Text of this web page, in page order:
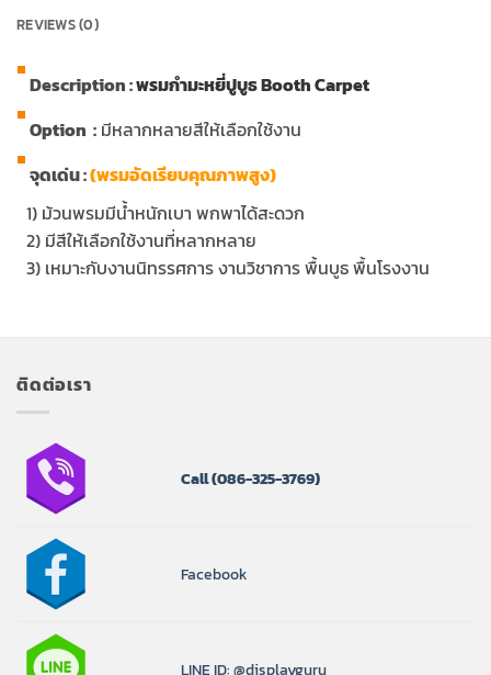
REVIEWS (0)
Description :พรมกำมะหยี่ปูบูธ Booth Carpet
Option : มีหลากหลายสีให้เลือกใช้งาน
จุดเด่น :(พรมอัดเรียบคุณภาพสูง)
1) ม้วนพรมมีน้ำหนักเบา พกพาได้สะดวก
2) มีสีให้เลือกใช้งานที่หลากหลาย
3) เหมาะกับงานนิทรรศการ งานวิชาการ พื้นบูธ พื้นโรงงาน
ติดต่อเรา
Call(086-325-3769)
Facebook
LINE ID: @displayguru